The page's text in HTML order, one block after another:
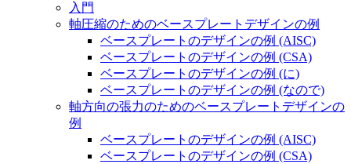
入門
軸圧縮のためのベースプレートデザインの例
ベースプレートのデザインの例 (AISC)
ベースプレートのデザインの例 (CSA)
ベースプレートのデザインの例 (に)
ベースプレートのデザインの例 (なので)
軸方向の張力のためのベースプレートデザインの
例
ベースプレートのデザインの例 (AISC)
ベースプレートのデザインの例 (CSA)